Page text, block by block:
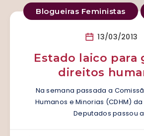
Blogueiras Feministas
13/03/2013
Estado laico para
direitos
Na semana passada a
Humanos e Minorias (CDHM)
Deputados passou